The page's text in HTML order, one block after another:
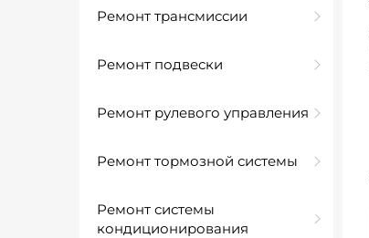
Ремонт трансмиссии
Ремонт подвески
Ремонт рулевого управления
Ремонт тормозной системы
Ремонт системы
кондиционирования